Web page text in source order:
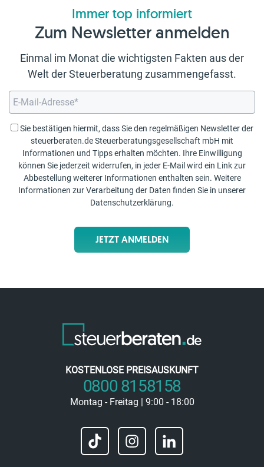
Immer top informiert
Zum Newsletter anmelden
Einmal im Monat die wichtigsten Fakten aus der
Welt der Steuerberatung zusammengefasst.
Sie bestätigen hiermit, dass Sie den regelmäßigen Newsletter der
steuerberaten.de Steuerberatungsgesellschaft mbH mit
Informationen und Tipps erhalten möchten. Ihre Einwilligung
können Sie jederzeit widerrufen, in jeder E-Mail wird ein Link zur
Abbestellung weiterer Informationen enthalten sein. Weitere
Informationen zur Verarbeitung der Daten finden Sie in unserer
Datenschutzerklärung.
JETZT ANMELDEN
KOSTENLOSE PREISAUSKUNFT
0800 8158158
Montag - Freitag | 9:00 - 18:00